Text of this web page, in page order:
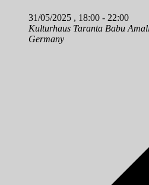
31/05/2025 , 18:00 - 22:00
Kulturhaus Taranta Babu
Germany